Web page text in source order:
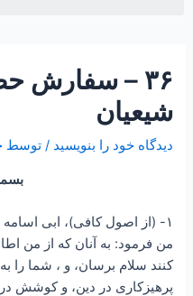
۳۶ – سفارش
شیعیان
دیدگاه‌ خود را بنویسید / توسط
۱- (از اصول کافی)، ابى
من فرمود: به آنان كه از من
کنند سلام برسان، و ، شما را
پرهيزکارى در دين، و كوشش در